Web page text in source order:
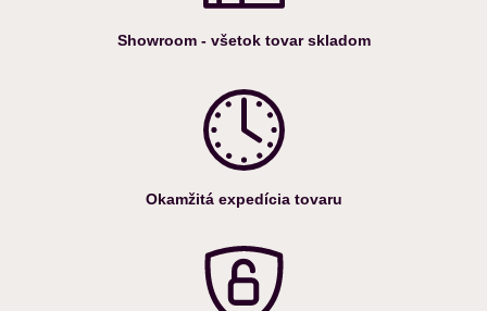
Showroom - všetok tovar skladom
Okamžitá expedícia tovaru